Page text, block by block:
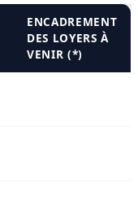
ENCADREMENT
DES LOYERS À
VENIR (*)